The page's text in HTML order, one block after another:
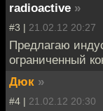
radioactive »
#3 | 21.02.12 20:27
Предлагаю
ограниченный
Дюк »
#4 | 21.02.12 20:30